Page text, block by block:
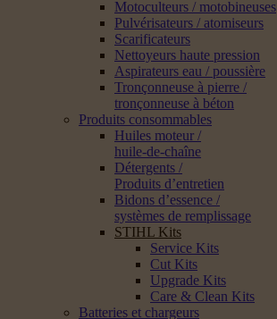
Motoculteurs / motobineuses
Pulvérisateurs / atomiseurs
Scarificateurs
Nettoyeurs haute pression
Aspirateurs eau / poussière
Tronçonneuse à pierre /
tronçonneuse à béton
Produits consommables
Huiles moteur /
huile-de-chaîne
Détergents /
Produits d’entretien
Bidons d’essence /
systèmes de remplissage
STIHL Kits
Service Kits
Cut Kits
Upgrade Kits
Care & Clean Kits
Batteries et chargeurs